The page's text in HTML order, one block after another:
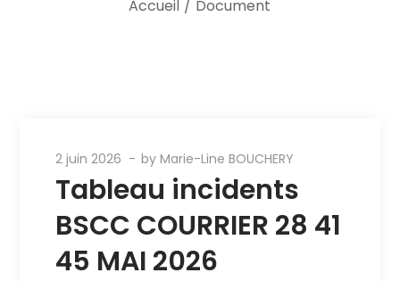
Accueil / Document
2 juin 2026 byMarie-Line BOUCHERY
Tableau incidents
BSCC COURRIER 28 41
45 MAI 2026